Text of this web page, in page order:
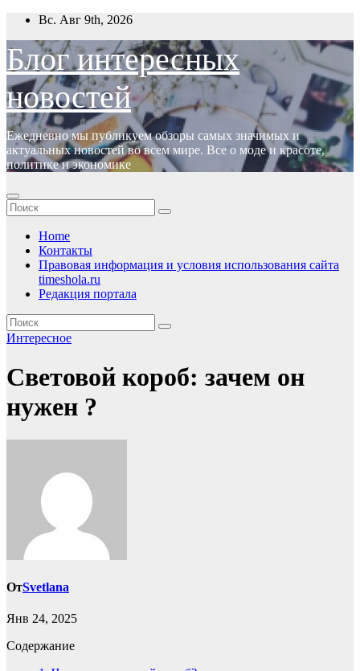
Перейти
содержимому
Вс. Авг 9th, 2026
Блог интересных
новостей
Ежедневно мы публикуем обзоры самых значимых и
актуальных новостей во всем мире. Все о моде и красоте,
политике и экономике
Home
Контакты
Правовая информация и условия использования сайта
timeshola.ru
Редакция портала
Интересное
Световой короб: зачем он
нужен ?
ОтSvetlana
Янв 24, 2025
Содержание